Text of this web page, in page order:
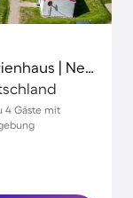
Familienfreundliches schönes Ferienhaus | Neben dem Strand
4 Gäste mit